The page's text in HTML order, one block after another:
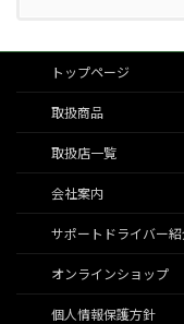
トップページ
取扱商品
取扱店一覧
会社案内
サポートドライバー紹
オンラインショップ
個人情報保護方針